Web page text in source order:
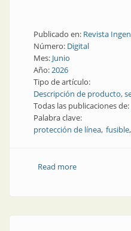
Publicado en: Revista
Número: Digital
Mes: Junio
Año:2026
Tipo de artículo:
Descripción de producto,
Todas las publicaciones de:
Palabra clave:
protección de línea fusible
Read moreabout Actuar